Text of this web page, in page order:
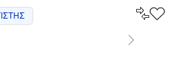
Επόμενο